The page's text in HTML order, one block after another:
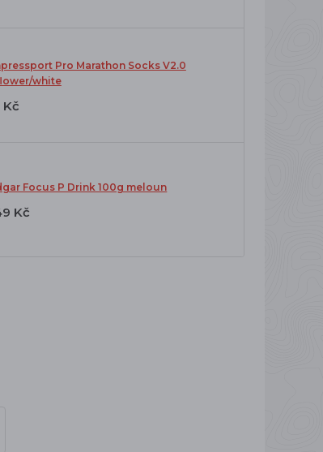
Pro Marathon Socks V2.0
white
Kč
Focus P Drink 100g meloun
Kč